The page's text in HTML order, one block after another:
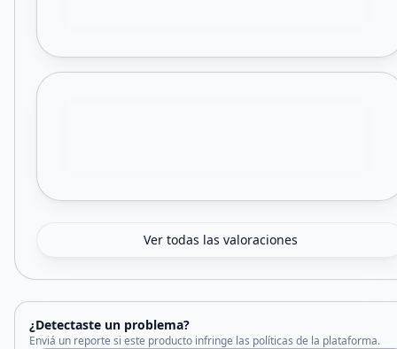
Ver todas las valoraciones
¿Detectaste un problema?
Enviá un reporte si este producto infringe las políticas de la plataforma.